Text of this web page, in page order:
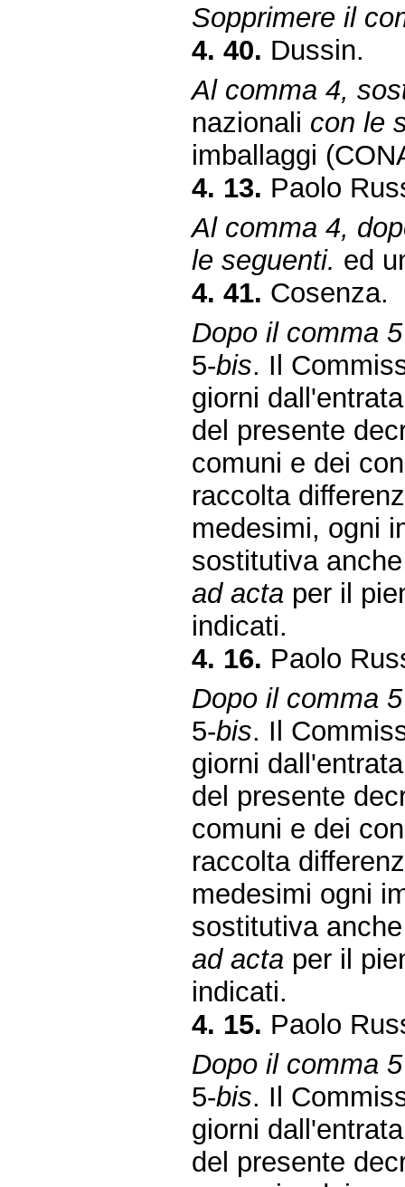
Sopprimere il
4. 40. Dussin.
Al comma 4,
nazionali con le
imballaggi
4. 13. Paolo
Al comma 4,
le seguenti. ed
4. 41. Cosenza.
Dopo il comma
5-bis. Il
giorni
del presente
comuni e dei
raccolta
medesimi, ogni
sostitutiva
ad acta per il
indicati.
4. 16. Paolo
Dopo il comma
5-bis. Il
giorni
del presente
comuni e dei
raccolta
medesimi ogni
sostitutiva
ad acta per il
indicati.
4. 15. Paolo
Dopo il comma
5-bis. Il
giorni
del presente